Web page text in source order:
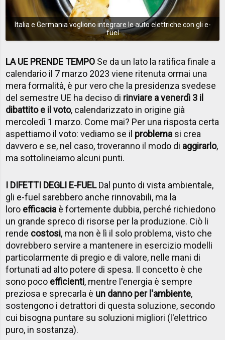
Italia e Germania vogliono integrare le auto elettriche con gli e-
fuel
LA UE PRENDE TEMPO Se da un lato la ratifica finale a
calendario il 7 marzo 2023 viene ritenuta ormai una
mera formalità, è pur vero che la presidenza svedese
del semestre UE ha deciso di rinviare a venerdì 3 il
dibattito e il voto, calendarizzato in origine già
mercoledì 1 marzo. Come mai? Per una risposta certa
aspettiamo il voto: vediamo se il problema si crea
davvero e se, nel caso, troveranno il modo di aggirarlo,
ma sottolineiamo alcuni punti.
I DIFETTI DEGLI E-FUELDal punto di vista ambientale,
gli e-fuel sarebbero anche rinnovabili, ma la
loro efficacia è fortemente dubbia, perché richiedono
un grande spreco di risorse per la produzione. Ciò li
rende costosi, ma non è lì il solo problema, visto che
dovrebbero servire a mantenere in esercizio modelli
particolarmente di pregio e di valore, nelle mani di
fortunati ad alto potere di spesa. Il concetto è che
sono poco efficienti, mentre l'energia è sempre
preziosa e sprecarla è un danno per l'ambiente,
sostengono i detrattori di questa soluzione, secondo
cui bisogna puntare su soluzioni migliori (l'elettrico
puro, in sostanza).